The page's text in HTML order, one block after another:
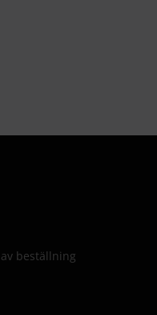
beställning